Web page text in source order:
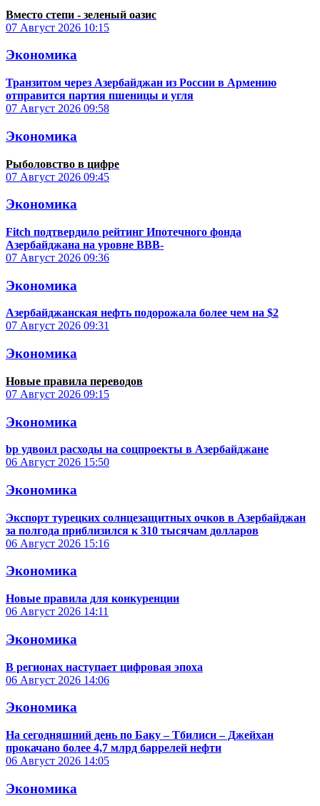
Вместо степи - зеленый оазис
07 Август 2026 10:15
Экономика
Транзитом через Азербайджан из России в Армению
отправится партия пшеницы и угля
07 Август 2026 09:58
Экономика
Рыболовство в цифре
07 Август 2026 09:45
Экономика
Fitch подтвердило рейтинг Ипотечного фонда
Азербайджана на уровне BBB-
07 Август 2026 09:36
Экономика
Азербайджанская нефть подорожала более чем на $2
07 Август 2026 09:31
Экономика
Новые правила переводов
07 Август 2026 09:15
Экономика
bp удвоил расходы на соцпроекты в Азербайджане
06 Август 2026 15:50
Экономика
Экспорт турецких солнцезащитных очков в Азербайджан
за полгода приблизился к 310 тысячам долларов
06 Август 2026 15:16
Экономика
Новые правила для конкуренции
06 Август 2026 14:11
Экономика
В регионах наступает цифровая эпоха
06 Август 2026 14:06
Экономика
На сегодняшний день по Баку – Тбилиси – Джейхан
прокачано более 4,7 млрд баррелей нефти
06 Август 2026 14:05
Экономика